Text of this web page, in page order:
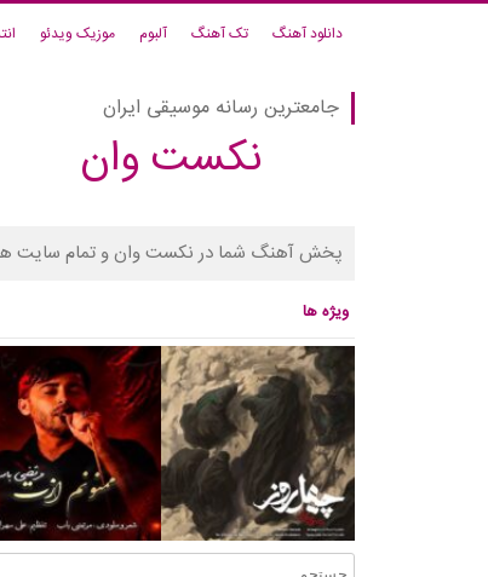
دانلود آهنگ تک آهنگ آلبوم موزیک ویدئو
جامعترین رسانه موسیقی ایران
نکست وان
پخش آهنگ شما در نکست وان و تمام سایت
ویژه ها